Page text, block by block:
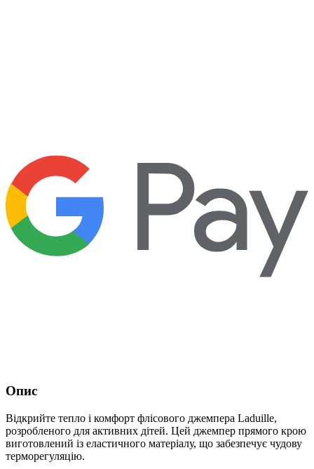
Опис
Відкрийте тепло і комфорт флісового джемпера Laduille,
розробленого для активних дітей. Цей джемпер прямого крою
виготовлений із еластичного матеріалу, що забезпечує чудову
терморегуляцію.